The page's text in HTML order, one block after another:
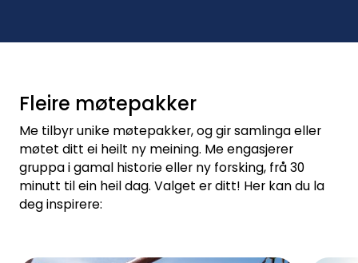
Fleire møtepakker
Me tilbyr unike møtepakker, og gir samlinga eller
møtet ditt ei heilt ny meining. Me engasjerer
gruppa i gamal historie eller ny forsking, frå 30
minutt til ein heil dag. Valget er ditt! Her kan du la
deg inspirere: